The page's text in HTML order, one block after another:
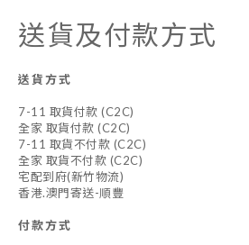
送貨及付款方式
送貨方式
7-11 取貨付款 (C2C)
全家 取貨付款 (C2C)
7-11 取貨不付款 (C2C)
全家 取貨不付款 (C2C)
宅配到府(新竹物流)
香港.澳門寄送-順豐
付款方式